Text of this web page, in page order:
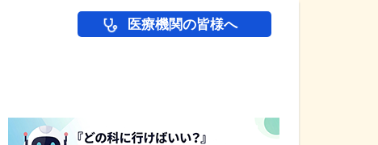
医療機関の皆様へ